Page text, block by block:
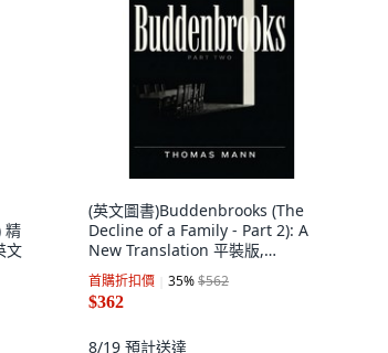
精
文
(英文圖書)Buddenbrooks (The
Decline of a Family - Part 2): A
New Translation 平裝版,
Independently Published,
English, Paperback
首購折扣價 35%$562
$362
8/19 預計送達